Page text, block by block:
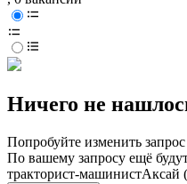
Ничего не
Попробуйте изменить
По вашему запросу ещё
тракторист-машинистАксай